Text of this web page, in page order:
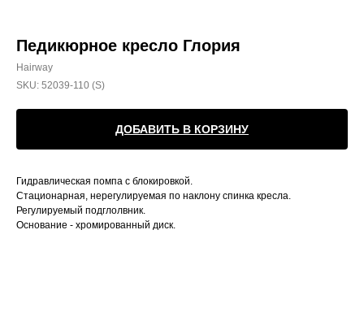
Педикюрное кресло Глория
Hairway
SKU: 52039-110 (S)
ДОБАВИТЬ В КОРЗИНУ
Гидравлическая помпа с блокировкой.
Стационарная, нерегулируемая по наклону спинка кресла.
Регулируемый подглолвник.
Основание - хромированный диск.